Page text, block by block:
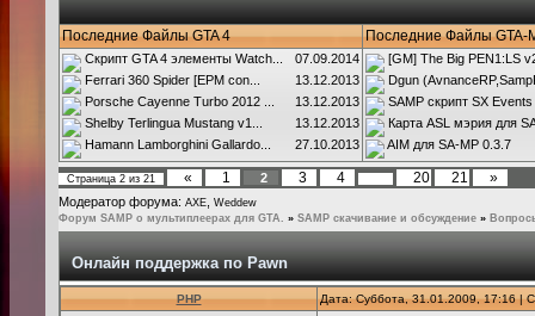
Последние Файлы GTA 4 Последние Файлы GTA-
Скрипт GTA 4 элементы Watch...
07.09.2014
Ferrari 360 Spider [EPM con...
13.12.2013
Porsche Cayenne Turbo 2012 ...
13.12.2013
Shelby Terlingua Mustang v1...
13.12.2013
Hamann Lamborghini Gallardo...
27.10.2013
[GM] The Big PEN1:LS
Dgun
SAMP скрипт SX
Карта ASL мэрия для
AIM для SA-MP 0.3.7
Страница 2 из 21 « 1 2 3 4 20 21 »
Модератор форума: AXE Weddew
Форум SAMP о мультиплеерах для GTA. » SAMP скачивание и обсуждение »
Онлайн поддержка по Pawn
PHP Дата: Суббота, 31.01.2009, 17:16 |